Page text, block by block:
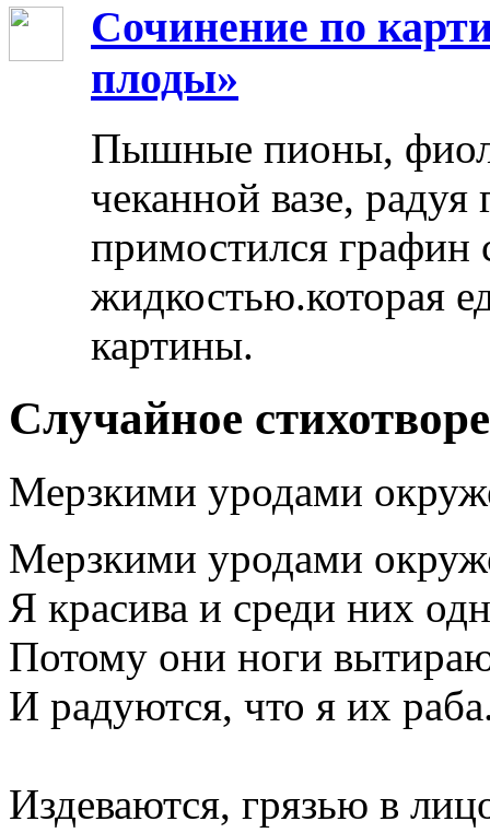
Сочинение по
плоды»
Пышные пионы,
чеканной вазе,
примостился графин
жидкостью.которая
картины.
Случайное
Мерзкими уродами
Мерзкими уродами
Я красива и среди них
Потому они ноги
И радуются, что я их
Издеваются, грязью в